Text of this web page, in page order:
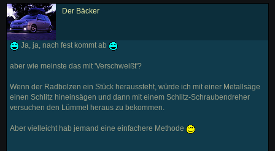
Der Bäcker
Ja, ja, nach fest kommt ab
aber wie meinste das mit 'Verschweißt'?
Wenn der Radbolzen ein Stück heraussteht, würde ich mit einer Metallsäge
einen Schlitz hineinsägen und dann mit einem Schlitz-Schraubendreher
versuchen den Lümmel heraus zu bekommen.
Aber vielleicht hab jemand eine einfachere Methode